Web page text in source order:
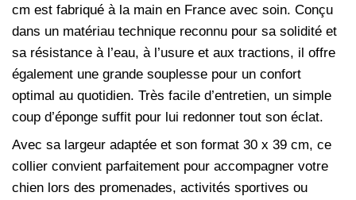
cm est fabriqué à la main en France avec soin. Conçu
dans un matériau technique reconnu pour sa solidité et
sa résistance à l’eau, à l’usure et aux tractions, il offre
également une grande souplesse pour un confort
optimal au quotidien. Très facile d’entretien, un simple
coup d’éponge suffit pour lui redonner tout son éclat.
Avec sa largeur adaptée et son format 30 x 39 cm, ce
collier convient parfaitement pour accompagner votre
chien lors des promenades, activités sportives ou